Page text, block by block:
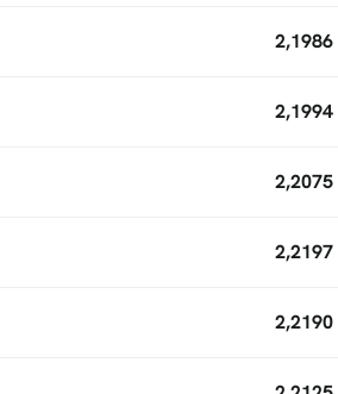
2,1986
2,1994
2,2075
2,2197
2,2190